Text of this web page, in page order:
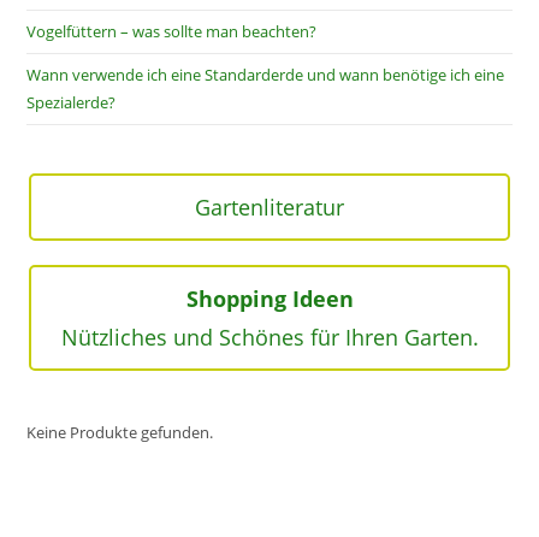
Vogelfüttern – was sollte man beachten?
Wann verwende ich eine Standarderde und wann benötige ich eine
Spezialerde?
Gartenliteratur
Shopping Ideen
Nützliches und Schönes für Ihren Garten.
Keine Produkte gefunden.